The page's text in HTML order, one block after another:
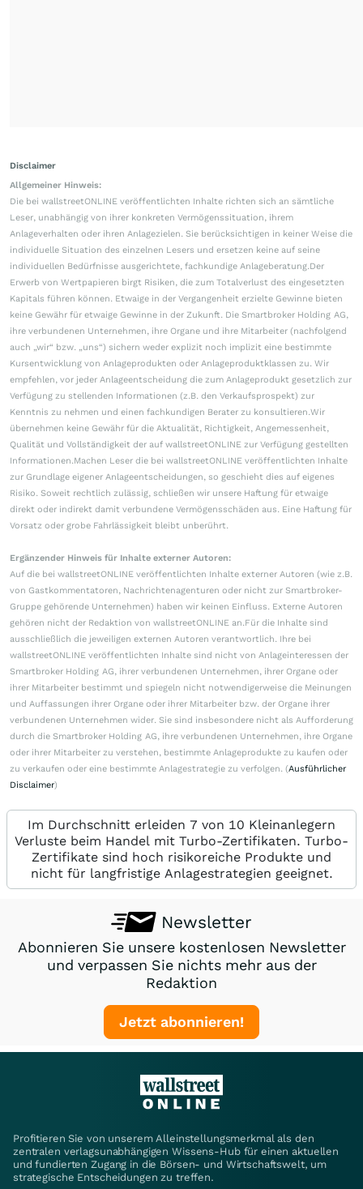
Disclaimer
Allgemeiner Hinweis:
Die bei wallstreetONLINE veröffentlichten Inhalte richten sich an sämtliche
Leser, unabhängig von ihrer konkreten Vermögenssituation, ihrem
Anlageverhalten oder ihren Anlagezielen. Sie berücksichtigen in keiner Weise die
individuelle Situation des einzelnen Lesers und ersetzen keine auf seine
individuellen Bedürfnisse ausgerichtete, fachkundige Anlageberatung.Der
Erwerb von Wertpapieren birgt Risiken, die zum Totalverlust des eingesetzten
Kapitals führen können. Etwaige in der Vergangenheit erzielte Gewinne bieten
keine Gewähr für etwaige Gewinne in der Zukunft. Die Smartbroker Holding AG,
ihre verbundenen Unternehmen, ihre Organe und ihre Mitarbeiter (nachfolgend
auch „wir“ bzw. „uns“) sichern weder explizit noch implizit eine bestimmte
Kursentwicklung von Anlageprodukten oder Anlageproduktklassen zu. Wir
empfehlen, vor jeder Anlageentscheidung die zum Anlageprodukt gesetzlich zur
Verfügung zu stellenden Informationen (z.B. den Verkaufsprospekt) zur
Kenntnis zu nehmen und einen fachkundigen Berater zu konsultieren.Wir
übernehmen keine Gewähr für die Aktualität, Richtigkeit, Angemessenheit,
Qualität und Vollständigkeit der auf wallstreetONLINE zur Verfügung gestellten
Informationen.Machen Leser die bei wallstreetONLINE veröffentlichten Inhalte
zur Grundlage eigener Anlageentscheidungen, so geschieht dies auf eigenes
Risiko. Soweit rechtlich zulässig, schließen wir unsere Haftung für etwaige
direkt oder indirekt damit verbundene Vermögensschäden aus. Eine Haftung für
Vorsatz oder grobe Fahrlässigkeit bleibt unberührt.
Ergänzender Hinweis für Inhalte externer Autoren:
Auf die bei wallstreetONLINE veröffentlichten Inhalte externer Autoren (wie z.B.
von Gastkommentatoren, Nachrichtenagenturen oder nicht zur Smartbroker-
Gruppe gehörende Unternehmen) haben wir keinen Einfluss. Externe Autoren
gehören nicht der Redaktion von wallstreetONLINE an.Für die Inhalte sind
ausschließlich die jeweiligen externen Autoren verantwortlich. Ihre bei
wallstreetONLINE veröffentlichten Inhalte sind nicht von Anlageinteressen der
Smartbroker Holding AG, ihrer verbundenen Unternehmen, ihrer Organe oder
ihrer Mitarbeiter bestimmt und spiegeln nicht notwendigerweise die Meinungen
und Auffassungen ihrer Organe oder ihrer Mitarbeiter bzw. der Organe ihrer
verbundenen Unternehmen wider. Sie sind insbesondere nicht als Aufforderung
durch die Smartbroker Holding AG, ihre verbundenen Unternehmen, ihre Organe
oder ihrer Mitarbeiter zu verstehen, bestimmte Anlageprodukte zu kaufen oder
zu verkaufen oder eine bestimmte Anlagestrategie zu verfolgen. (Ausführlicher
Disclaimer)
Im Durchschnitt erleiden 7 von 10 Kleinanlegern
Verluste beim Handel mit Turbo-Zertifikaten. Turbo-
Zertifikate sind hoch risikoreiche Produkte und
nicht für langfristige Anlagestrategien geeignet.
Newsletter
Abonnieren Sie unsere kostenlosen Newsletter
und verpassen Sie nichts mehr aus der
Redaktion
Jetzt abonnieren!
Profitieren Sie von unserem Alleinstellungsmerkmal als den
zentralen verlagsunabhängigen Wissens-Hub für einen aktuellen
und fundierten Zugang in die Börsen- und Wirtschaftswelt, um
strategische Entscheidungen zu treffen.